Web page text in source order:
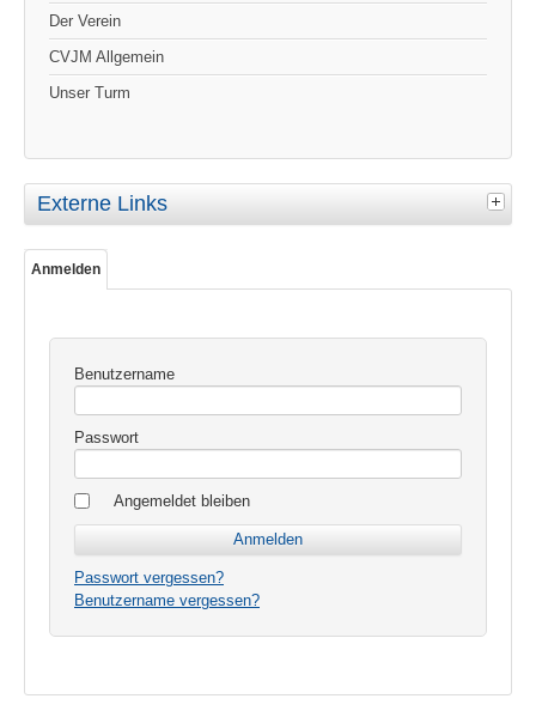
Der Verein
CVJM Allgemein
Unser Turm
Externe Links
Anmelden
Benutzername
Passwort
Angemeldet bleiben
Passwort vergessen?
Benutzername vergessen?